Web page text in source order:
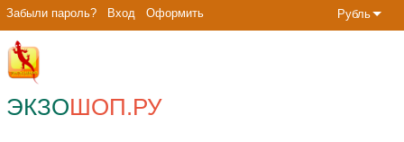
Рубль
Забыли пароль? Вход Оформить
ЭКЗОШОП.РУ